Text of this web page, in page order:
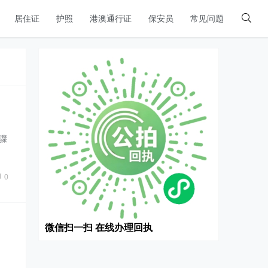
居住证 护照 港澳通行证 保安员 常见问题
0
微信扫一扫 在线办理回执